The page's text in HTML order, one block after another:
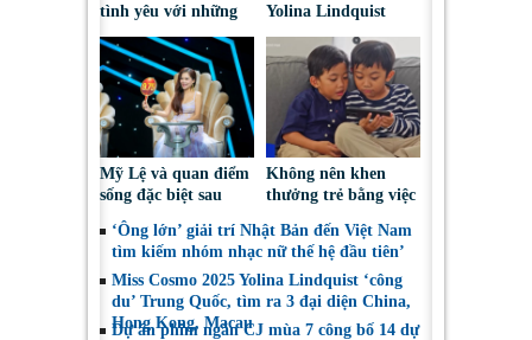
tình yêu với những
Yolina Lindquist
đại diện mới tranh
tài Miss Cosmo 2026
Mỹ Lệ và quan điểm
sống đặc biệt sau
Không nên khen
thưởng trẻ bằng việc
thoại
‘Ông lớn’ giải trí Nhật Bản đến Việt Nam
tìm kiếm nhóm nhạc nữ thế hệ đầu tiên’
Miss Cosmo 2025 Yolina Lindquist ‘công
du’ Trung Quốc, tìm ra 3 đại diện China,
Hong Kong, Macau
Dự án phim ngắn CJ mùa 7 công bố 14 dự